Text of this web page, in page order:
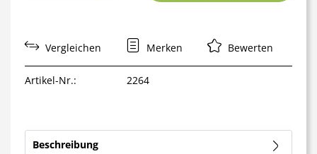
Vergleichen Merken Bewerten
Artikel-Nr.: 2264
Beschreibung